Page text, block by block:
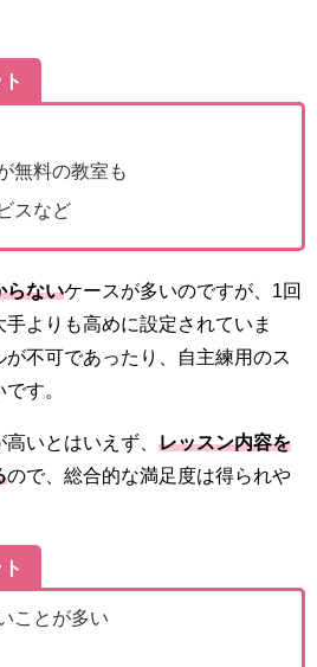
無料の教室も
スなど
らないケースが多いのですが、1回
よりも高めに設定されていま
不可であったり、自主練用のス
す。
いとはいえず、 レッスン内容を
ので、総合的な満足度は得られや
ことが多い